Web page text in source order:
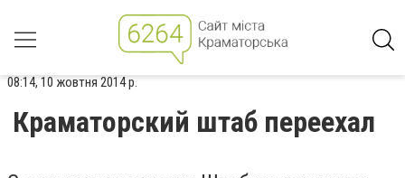
08:14, 10 жовтня 2014 р.
Краматорский штаб переехал